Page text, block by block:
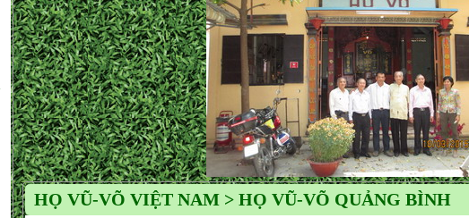
HỌ VŨ-VÕ VIỆT NAM > HỌ VŨ-VÕ QUẢNG BÌNH